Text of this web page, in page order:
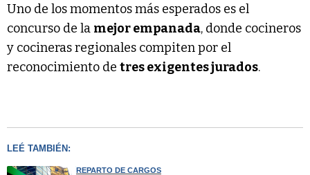
Uno de los momentos más esperados es el
concurso de la mejor empanada, donde cocineros
y cocineras regionales compiten por el
reconocimiento de tres exigentes jurados.
LEÉ TAMBIÉN:
REPARTO DE CARGOS